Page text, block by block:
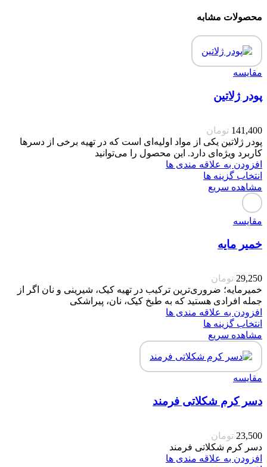
محصولات مشابه
مقایسه
پودر ژلاتین
141,400 تومان
پودر ژلاتین یکی از مواد اولیه‌ای است که در تهیه برخی از دسرها
کاربرد ویژه‌ای دارد. این محصول را می‌توانید
افزودن به علاقه مندی ها
انتخاب گزینه ها
مشاهده سریع
مقایسه
خمیر مایه
29,250 تومان
خمیرمایه؛ ضروری‌ترین ترکیب در تهیه کیک، شیرینی و نان اگر از
جمله افرادی هستید که به طبخ کیک، نان، پیراشکی
افزودن به علاقه مندی ها
انتخاب گزینه ها
مشاهده سریع
مقایسه
دسر کرم شکلاتی فرمند
23,500 تومان
دسر کرم شکلاتی فرمند
افزودن به علاقه مندی ها